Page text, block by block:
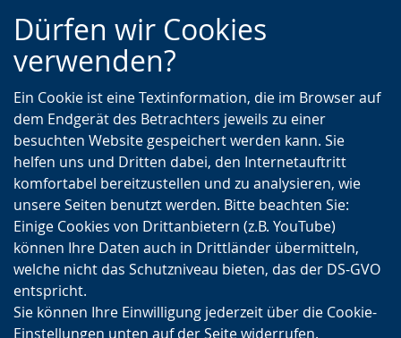
Zur
Hauptnavigation
Zur
Seitennavigation
Zum
Inhalt
Dürfen wir Cookies
verwenden?
Ein Cookie ist eine Textinformation, die im Browser auf
dem Endgerät des Betrachters jeweils zu einer
besuchten Website gespeichert werden kann. Sie
helfen uns und Dritten dabei, den Internetauftritt
komfortabel bereitzustellen und zu analysieren, wie
unsere Seiten benutzt werden. Bitte beachten Sie:
Einige Cookies von Drittanbietern (z.B. YouTube)
können Ihre Daten auch in Drittländer übermitteln,
welche nicht das Schutzniveau bieten, das der DS-GVO
entspricht.
Sie können Ihre Einwilligung jederzeit über die Cookie-
Einstellungen unten auf der Seite widerrufen.